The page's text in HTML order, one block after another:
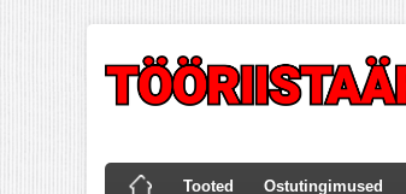
Tooted Ostutingimused